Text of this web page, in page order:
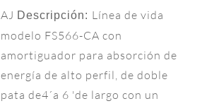
AJ Descripción: Línea de vida
modelo FS566-CA con
amortiguador para absorción de
energía de alto perfil, de doble
pata de4´a 6 'de largo con un